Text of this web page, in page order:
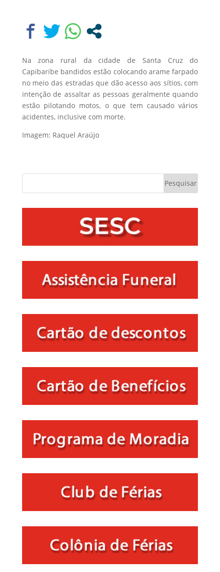
Na zona rural da cidade de Santa Cruz do
Capibaribe bandidos estão colocando arame farpado
no meio das estradas que dão acesso aos sítios, com
intenção de assaltar as pessoas geralmente quando
estão pilotando motos, o que tem causado vários
acidentes, inclusive com morte.
Imagem: Raquel Araújo